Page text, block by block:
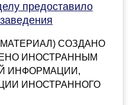
предоставило
СОЗДАНО
ИНОСТРАННЫМ
ИНФОРМАЦИИ,
ИНОСТРАННОГО